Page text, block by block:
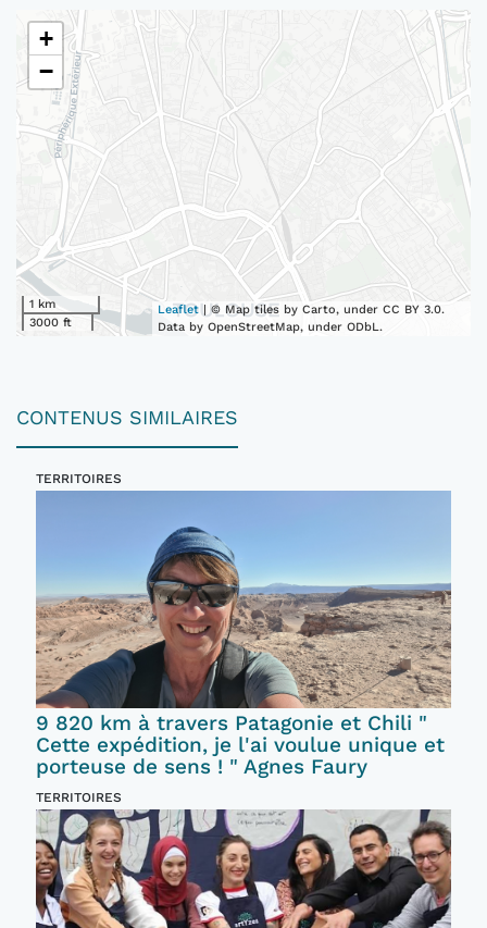
+
−
1 km
3000 ft
Leaflet | © Map tiles by Carto, under CC BY 3.0.
Data by OpenStreetMap, under ODbL.
CONTENUS SIMILAIRES
TERRITOIRES
9 820 km à travers Patagonie et Chili "
Cette expédition, je l'ai voulue unique et
porteuse de sens ! " Agnes Faury
TERRITOIRES